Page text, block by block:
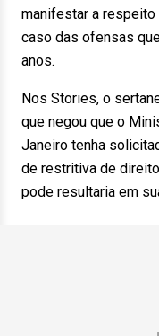
manifestar a
caso das ofensas
anos.
Nos Stories, o
que negou que o
Janeiro tenha
de restritiva de
pode resultaria em